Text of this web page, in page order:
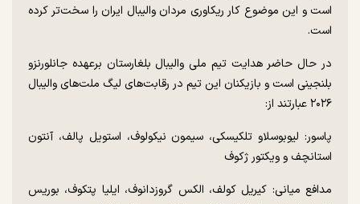
است و این موضوع کار ریکاوری مردان والیبال ایران را سخت‌تر کرده
است.
در حال حاضر هدایت تیم ملی والیبال بلغارستان برعهده جانلورنزو
بلنجینی است و بازیکنان این تیم در رقابت‌های لیگ ملت‌های والیبال
۲۰۲۶ عبارتند از:
پاسور: لیوبوسلاو تلکیسکی، سیمون نیکولوف، استویل پالف، آنتون
استانچف و ویکتور ژکوف
مدافع میانی: کیریل کولف، الکس گروزدانوف، ایلیا پتکوف، بوریس